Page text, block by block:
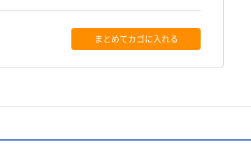
まとめてカゴに入れる